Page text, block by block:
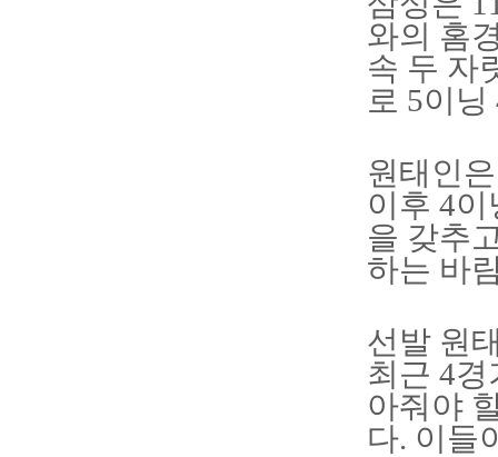
와의 홈
속 두 자
로 5이
원태인
이후 4
을 갖추
하는 바
선발 원
최근 4
아줘야
다. 이들